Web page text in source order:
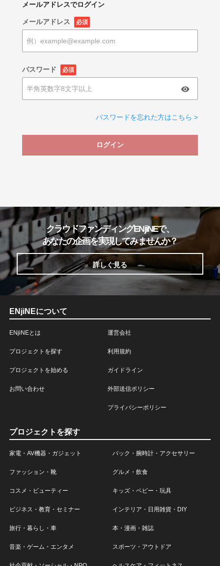
メールアドレスでログイン
メールアドレス 必須
パスワード 必須
パスワードを忘れた方はこちら >
ログイン
クラウドファンディングENjiNEで、
あなたの企画を実現してみませんか？
詳しく見る
ENjiNEについて
ENjiNEとは
プロジェクトを探す
プロジェクトを始める
お問い合わせ
運営会社
利用規約
ガイドライン
外部送信ポリシー
プライバシーポリシー
プロジェクトを探す
家電・AV機器・ガジェット バック・腕時計・アクセサリー
ファッション・靴 グルメ・飲食
コスメ・ビューティー キッズ・ベビー・玩具
ビジネス・教育・セミナー インテリア・日用雑貨・DIY
旅行・暮らし・車 本・漫画・雑誌
音楽・ゲーム・エンタメ スポーツ・アウトドア